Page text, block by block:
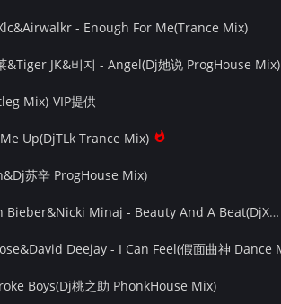
- Enough For Me(Trance Mix)
&Tiger JK&비지 - Angel(Dj她说 ProgHouse Mix)
Mix)-VIP提供
Up(DjTLk Trance Mix)
苏辛 ProgHouse Mix)
【172Mix独家】Justin Bieber&Nicki Minaj - Beauty And A Beat(DjXT Progressive Mix)飘鼓
Boys(Dj桃之助 PhonkHouse Mix)